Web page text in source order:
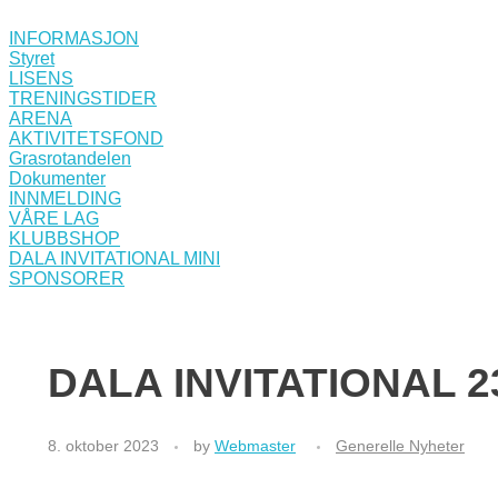
INFORMASJON
Styret
LISENS
TRENINGSTIDER
ARENA
AKTIVITETSFOND
Grasrotandelen
Dokumenter
INNMELDING
VÅRE LAG
KLUBBSHOP
DALA INVITATIONAL MINI
SPONSORER
DALA INVITATIONAL
8. oktober 2023 by Webmaster Generelle Nyheter